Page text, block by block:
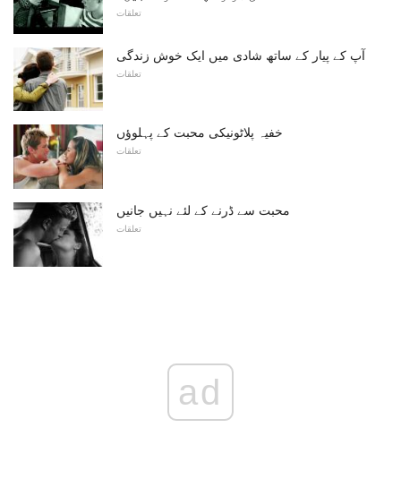
تعلقات
آپ کے پیار کے ساتھ شادی میں ایک خوش زندگی
تعلقات
خفیہ پلاٹونیکی محبت کے پہلوؤں
تعلقات
محبت سے ڈرنے کے لئے نہیں جانیں
تعلقات
ad